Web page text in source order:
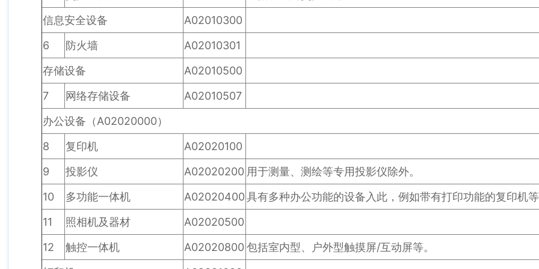
信息安全设备
A02010300
6
防火墙
A02010301
存储设备
A02010500
7
网络存储设备
A02010507
办公设备（A02020000）
8
复印机
A02020100
9
投影仪 A02020200 用于测量、测绘等专用投影仪除外。
10
多功能一体机 A02020400具有多种办公功能的设备入此，例如带有打印功能的复印机
11
照相机及器材
A02020500
12
触控一体机 A02020800 包括室内型、户外型触摸屏/互动屏等。